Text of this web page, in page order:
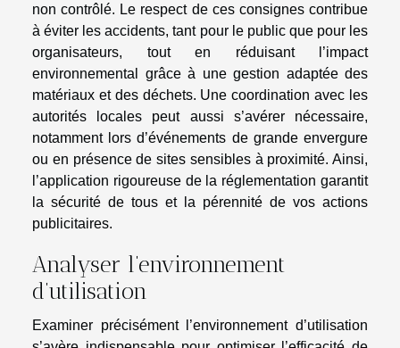
non contrôlé. Le respect de ces consignes contribue
à éviter les accidents, tant pour le public que pour les
organisateurs, tout en réduisant l’impact
environnemental grâce à une gestion adaptée des
matériaux et des déchets. Une coordination avec les
autorités locales peut aussi s’avérer nécessaire,
notamment lors d’événements de grande envergure
ou en présence de sites sensibles à proximité. Ainsi,
l’application rigoureuse de la réglementation garantit
la sécurité de tous et la pérennité de vos actions
publicitaires.
Analyser l’environnement
d’utilisation
Examiner précisément l’environnement d’utilisation